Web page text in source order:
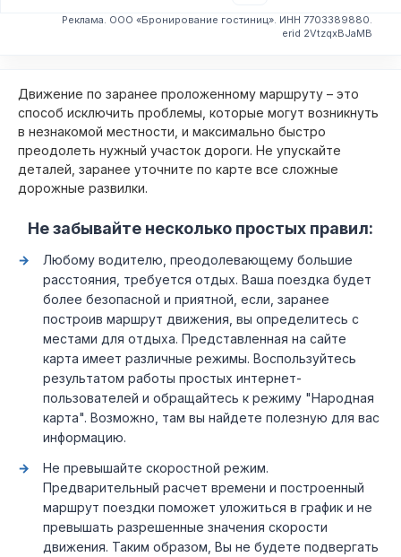
Реклама. ООО «Бронирование гостиниц». ИНН 7703389880.
erid 2VtzqxBJaMB
Движение по заранее проложенному маршруту – это
способ исключить проблемы, которые могут возникнуть
в незнакомой местности, и максимально быстро
преодолеть нужный участок дороги. Не упускайте
деталей, заранее уточните по карте все сложные
дорожные развилки.
Не забывайте несколько простых правил:
Любому водителю, преодолевающему большие
расстояния, требуется отдых. Ваша поездка будет
более безопасной и приятной, если, заранее
построив маршрут движения, вы определитесь с
местами для отдыха. Представленная на сайте
карта имеет различные режимы. Воспользуйтесь
результатом работы простых интернет-
пользователей и обращайтесь к режиму "Народная
карта". Возможно, там вы найдете полезную для вас
информацию.
Не превышайте скоростной режим.
Предварительный расчет времени и построенный
маршрут поездки поможет уложиться в график и не
превышать разрешенные значения скорости
движения. Таким образом, Вы не будете подвергать